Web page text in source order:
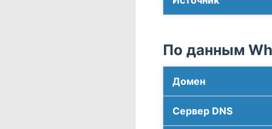
По данным
Домен
Сервер DNS